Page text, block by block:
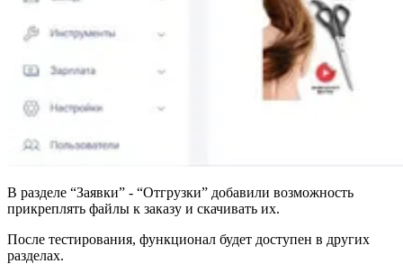
В разделе “Заявки” - “Отгрузки” добавили возможность
прикреплять файлы к заказу и скачивать их.
После тестирования, функционал будет доступен в других
разделах.